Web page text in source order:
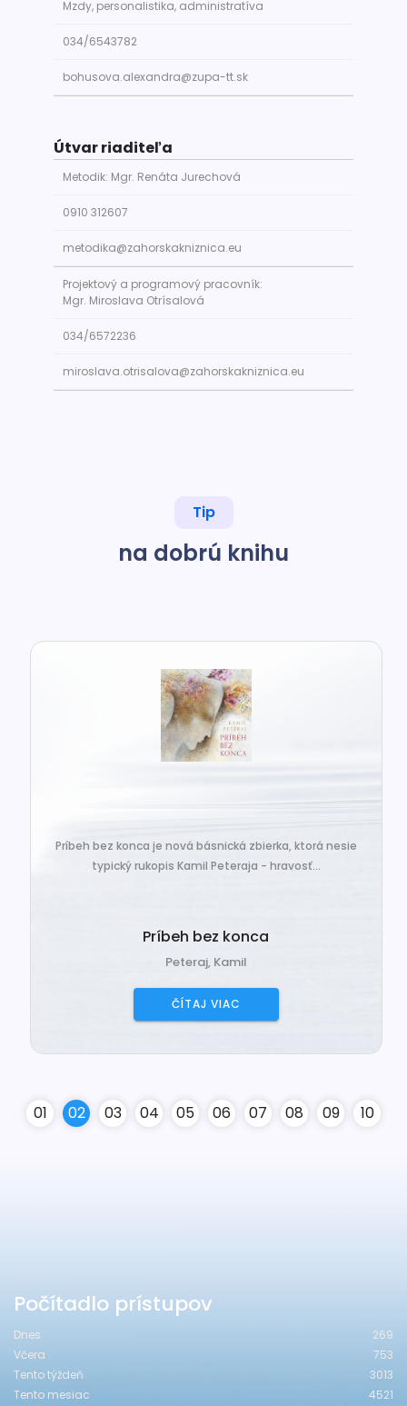
Mzdy, personalistika, administratíva
034/6543782
bohusova.alexandra@zupa-tt.sk
Útvar riaditeľa
Metodik: Mgr. Renáta Jurechová
0910 312607
metodika@zahorskakniznica.eu
Projektový a programový pracovník:
Mgr. Miroslava Otrísalová
034/6572236
miroslava.otrisalova@zahorskakniznica.eu
Tip
na dobrú knihu
Príbeh bez konca je nová básnická zbierka, ktorá nesie
typický rukopis Kamil Peteraja - hravosť...
Príbeh bez konca
Peteraj, Kamil
ČÍTAJ VIAC
01 02 03 04 05 06 07 08 09 10
Počítadlo prístupov
Dnes
269
Včera
753
Tento týždeň
3013
Tento mesiac
4521